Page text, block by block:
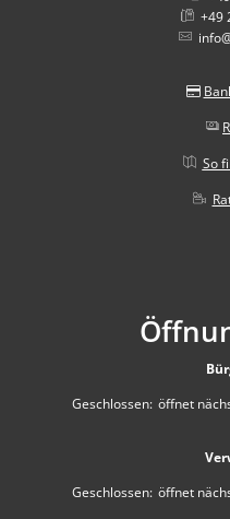
+49
So
Klicken, um weitere
Geschlossen: öffnet
Klicken, um weitere
Geschlossen: öffnet